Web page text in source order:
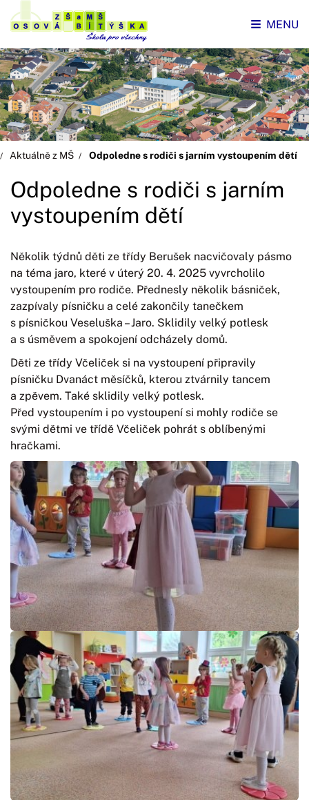
MENU
Aktuálně z MŠ Odpoledne s rodiči s jarním vystoupením dětí
Odpoledne s rodiči s jarním
vystoupením dětí
Několik týdnů děti ze třídy Berušek nacvičovaly pásmo
na téma jaro, které v úterý 20. 4. 2025 vyvrcholilo
vystoupením pro rodiče. Přednesly několik básniček,
zazpívaly písničku a celé zakončily tanečkem
s písničkou Veseluška – Jaro. Sklidily velký potlesk
a s úsměvem a spokojení odcházely domů.
Děti ze třídy Včeliček si na vystoupení připravily
písničku Dvanáct měsíčků, kterou ztvárnily tancem
a zpěvem. Také sklidily velký potlesk.
Před vystoupením i po vystoupení si mohly rodiče se
svými dětmi ve třídě Včeliček pohrát s oblíbenými
hračkami.